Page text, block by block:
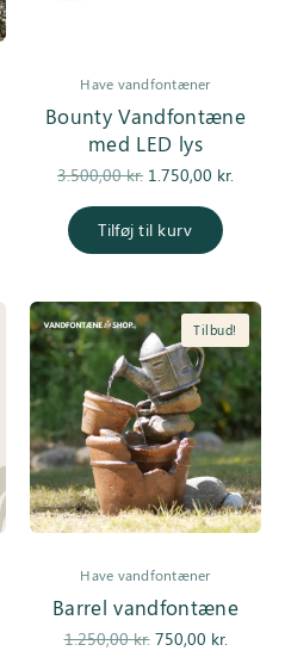
Have vandfontæner
Bounty Vandfontæne
med LED lys
3.500,00kr.
Den
pris var:
3.500,00 kr..
1.750,00 kr.
Tilføj til kurv
Tilbud!
Have vandfontæner
Barrel vandfontæne
1.250,00kr.
Den
750,00 kr.